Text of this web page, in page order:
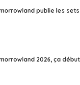
publie les
2026, ça